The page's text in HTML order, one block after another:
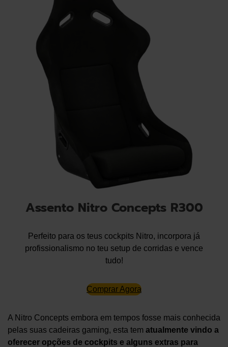
Assento Nitro Concepts R300
Perfeito para os teus cockpits Nitro, incorpora já
profissionalismo no teu setup de corridas e vence
tudo!
Comprar Agora
A Nitro Concepts embora em tempos fosse mais conhecida
pelas suas cadeiras gaming, esta tem atualmente vindo a
oferecer opções de cockpits e alguns extras para